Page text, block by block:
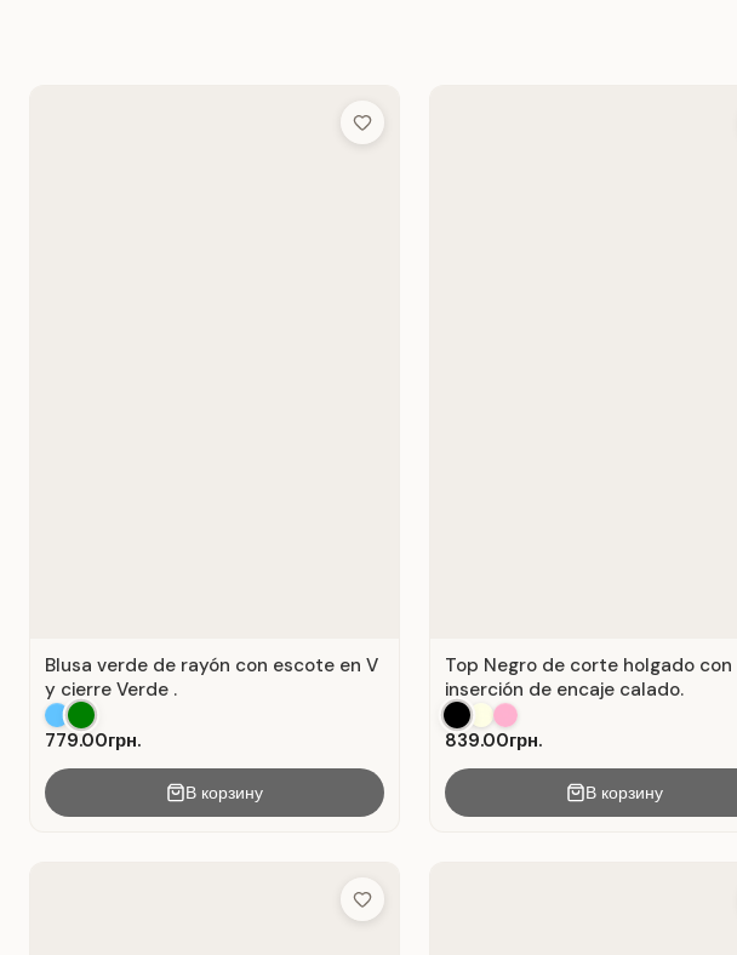
Add to Wish List
Blusa verde de rayón con escote en V
y cierre Verde .
779.00грн.
В корзину
Top Negro de corte holgado con
inserción de encaje calado.
839.00грн.
В корзину
Add to Wish List